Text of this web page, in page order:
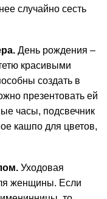
случайно сесть
День рождения –
красивыми
создать в
презентовать ей
часы, подсвечник
кашпо для цветов,
Уходовая
женщины. Если